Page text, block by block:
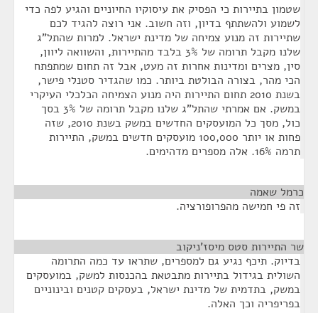
שטמון בתיירות כי הפסיק את עיסוקיו החיוניים והגיע לפה כדי
לשמוע ולהשתתף בדיון, וזה חשוב. אני רוצה להגיד לכם
שתיירות זה מנוע צמיחה של מדינת ישראל. למרות שהתל"ג
שלנו מקבל תרומה של 3% בלבד מהתיירות, והשוואה ליוון,
סין, מצרים ומדינות אחרות זה מעט, אבל זה תחום שמתפתח
הכי מהר, בצורה הבולטת ביותר. כמו שהגדיר סטנלי פישר,
בשנת 2010 תחום התיירות היה מנוע הצמיחה הכלכלי העיקרי
במשק. אם אמרתי שהתל"ג שלנו מקבל תרומה של 3% בסך
כול, מסך כל המועסקים החדשים במשק בשנת 2010, שזה
פחות או יותר 100,000 מועסקים חדשים במשק, התיירות
תרמה 16%. אלה מספרים מדהימים.
כרמל שאמה
זה פי חמישה מהפרופורציה.
שר התיירות סטס מיסז'ניקוב
בדיוק. תיכף נגיע גם למספרים, שתראו עד כמה התרומה
השולית בגידול בתיירות מתבטאת בהכנסות למשק, במועסקים
במשק, בתדמית של מדינת ישראל, בעסקים קטנים ובינוניים
בפריפריה וכך האלה.